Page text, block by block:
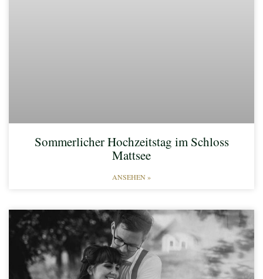
Sommerlicher Hochzeitstag im Schloss
Mattsee
ANSEHEN »